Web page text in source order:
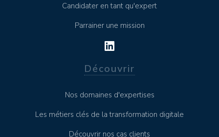
Candidater en tant qu'expert
Parrainer une mission
Découvrir
Nos domaines d'expertises
Les métiers clés de la transformation digitale
Découvrir nos cas clients